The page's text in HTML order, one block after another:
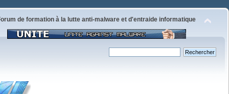
de formation à la lutte anti-malware et d'entraide informatique